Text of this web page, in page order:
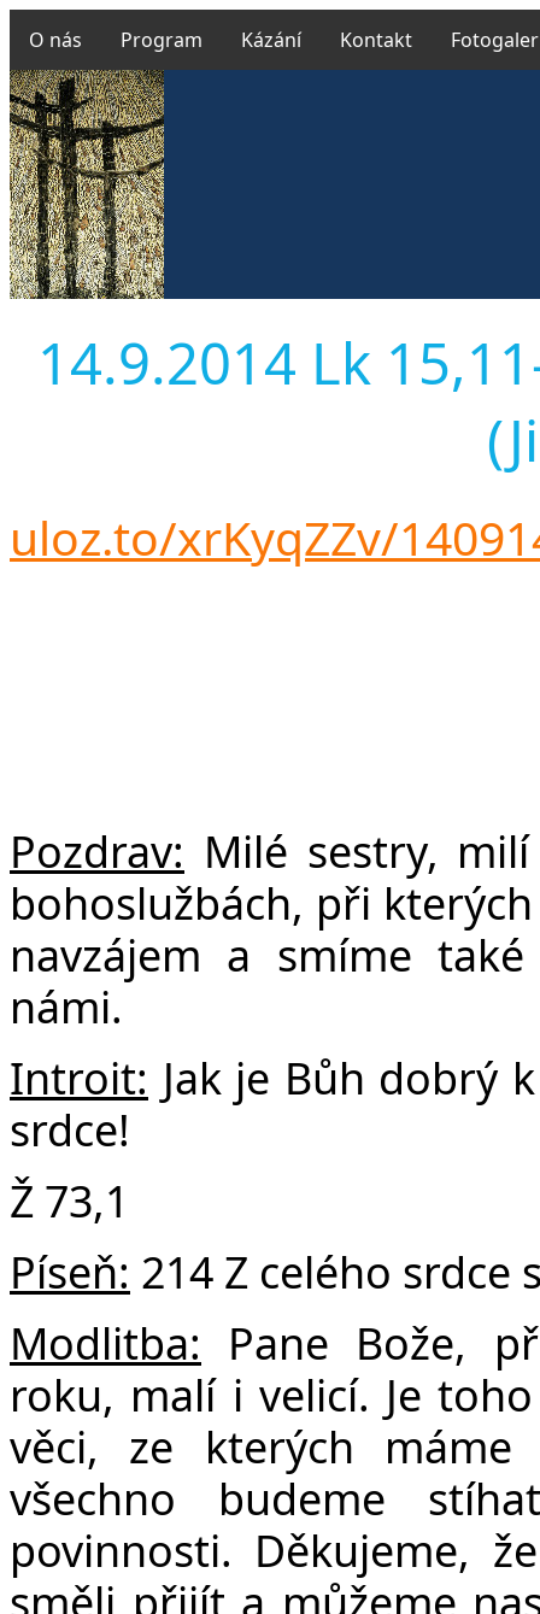
O nás Program Kázání Kontakt
14.9.2014 Lk
uloz.to/xrKyqZZv/
Pozdrav: Milé sestry,
bohoslužbách, při
navzájem a smíme
námi.
Introit: Jak je Bůh dobrý
srdce!
Ž 73,1
Píseň: 214 Z celého srdce
Modlitba: Pane Bože,
roku, malí i velicí. Je
věci, ze kterých
všechno budeme
povinnosti. Děkujeme,
směli přijít a můžeme